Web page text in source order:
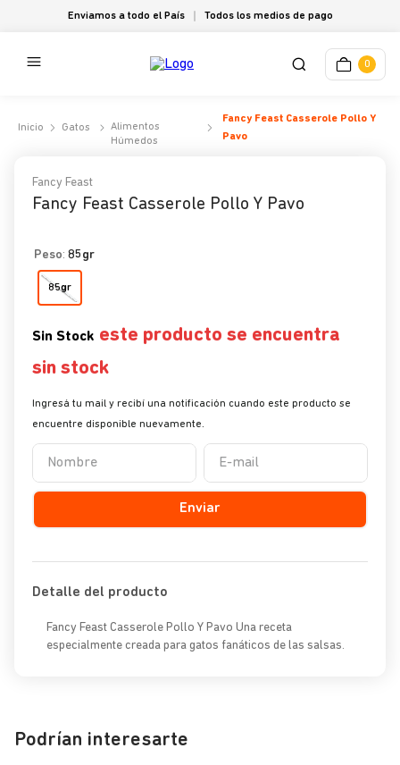
Enviamos a todo el País Todos los medios de pago
0
Gatos
Alimentos
Húmedos
Fancy Feast Casserole Pollo Y
Pavo
Fancy Feast
Fancy Feast Casserole Pollo Y Pavo
Peso: 85gr
85gr
Enviar
Detalle del producto
Fancy Feast Casserole Pollo Y Pavo Una receta
especialmente creada para gatos fanáticos de las salsas.
Podrían interesarte